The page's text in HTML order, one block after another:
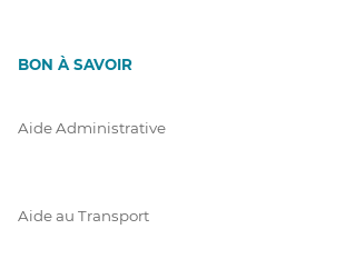
BON À SAVOIR
Aide Administrative
Aide au Transport